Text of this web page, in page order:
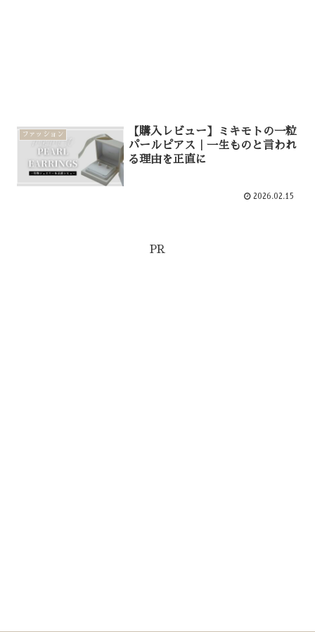
ファッション
【購入レビュー】ミキモトの一粒
パールピアス｜一生ものと言われ
る理由を正直に
2026.02.15
PR